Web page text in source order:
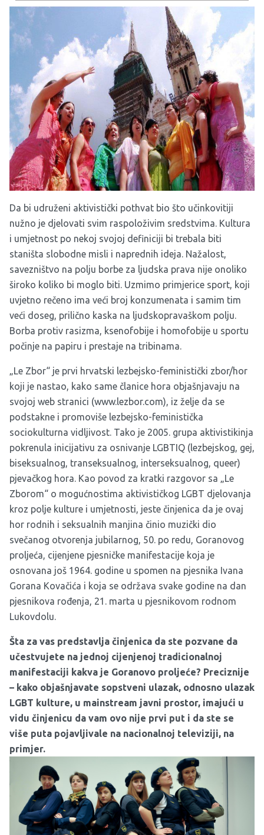
Da bi udruženi aktivistički pothvat bio što učinkovitiji
nužno je djelovati svim raspoloživim sredstvima. Kultura
i umjetnost po nekoj svojoj definiciji bi trebala biti
staništa slobodne misli i naprednih ideja. Nažalost,
savezništvo na polju borbe za ljudska prava nije onoliko
široko koliko bi moglo biti. Uzmimo primjerice sport, koji
uvjetno rečeno ima veći broj konzumenata i samim tim
veći doseg, prilično kaska na ljudskopravaškom polju.
Borba protiv rasizma, ksenofobije i homofobije u sportu
počinje na papiru i prestaje na tribinama.
„Le Zbor“ je prvi hrvatski lezbejsko-feministički zbor/hor
koji je nastao, kako same članice hora objašnjavaju na
svojoj web stranici (www.lezbor.com), iz želje da se
podstakne i promoviše lezbejsko-feministička
sociokulturna vidljivost. Tako je 2005. grupa aktivistikinja
pokrenula inicijativu za osnivanje LGBTIQ (lezbejskog, gej,
biseksualnog, transeksualnog, interseksualnog, queer)
pjevačkog hora. Kao povod za kratki razgovor sa „Le
Zborom“ o mogućnostima aktivističkog LGBT djelovanja
kroz polje kulture i umjetnosti, jeste činjenica da je ovaj
hor rodnih i seksualnih manjina činio muzički dio
svečanog otvorenja jubilarnog, 50. po redu, Goranovog
proljeća, cijenjene pjesničke manifestacije koja je
osnovana još 1964. godine u spomen na pjesnika Ivana
Gorana Kovačića i koja se održava svake godine na dan
pjesnikova rođenja, 21. marta u pjesnikovom rodnom
Lukovdolu.
Šta za vas predstavlja činjenica da ste pozvane da
učestvujete na jednoj cijenjenoj tradicionalnoj
manifestaciji kakva je Goranovo proljeće? Preciznije
– kako objašnjavate sopstveni ulazak, odnosno ulazak
LGBT kulture, u mainstream javni prostor, imajući u
vidu činjenicu da vam ovo nije prvi put i da ste se
više puta pojavljivale na nacionalnoj televiziji, na
primjer.